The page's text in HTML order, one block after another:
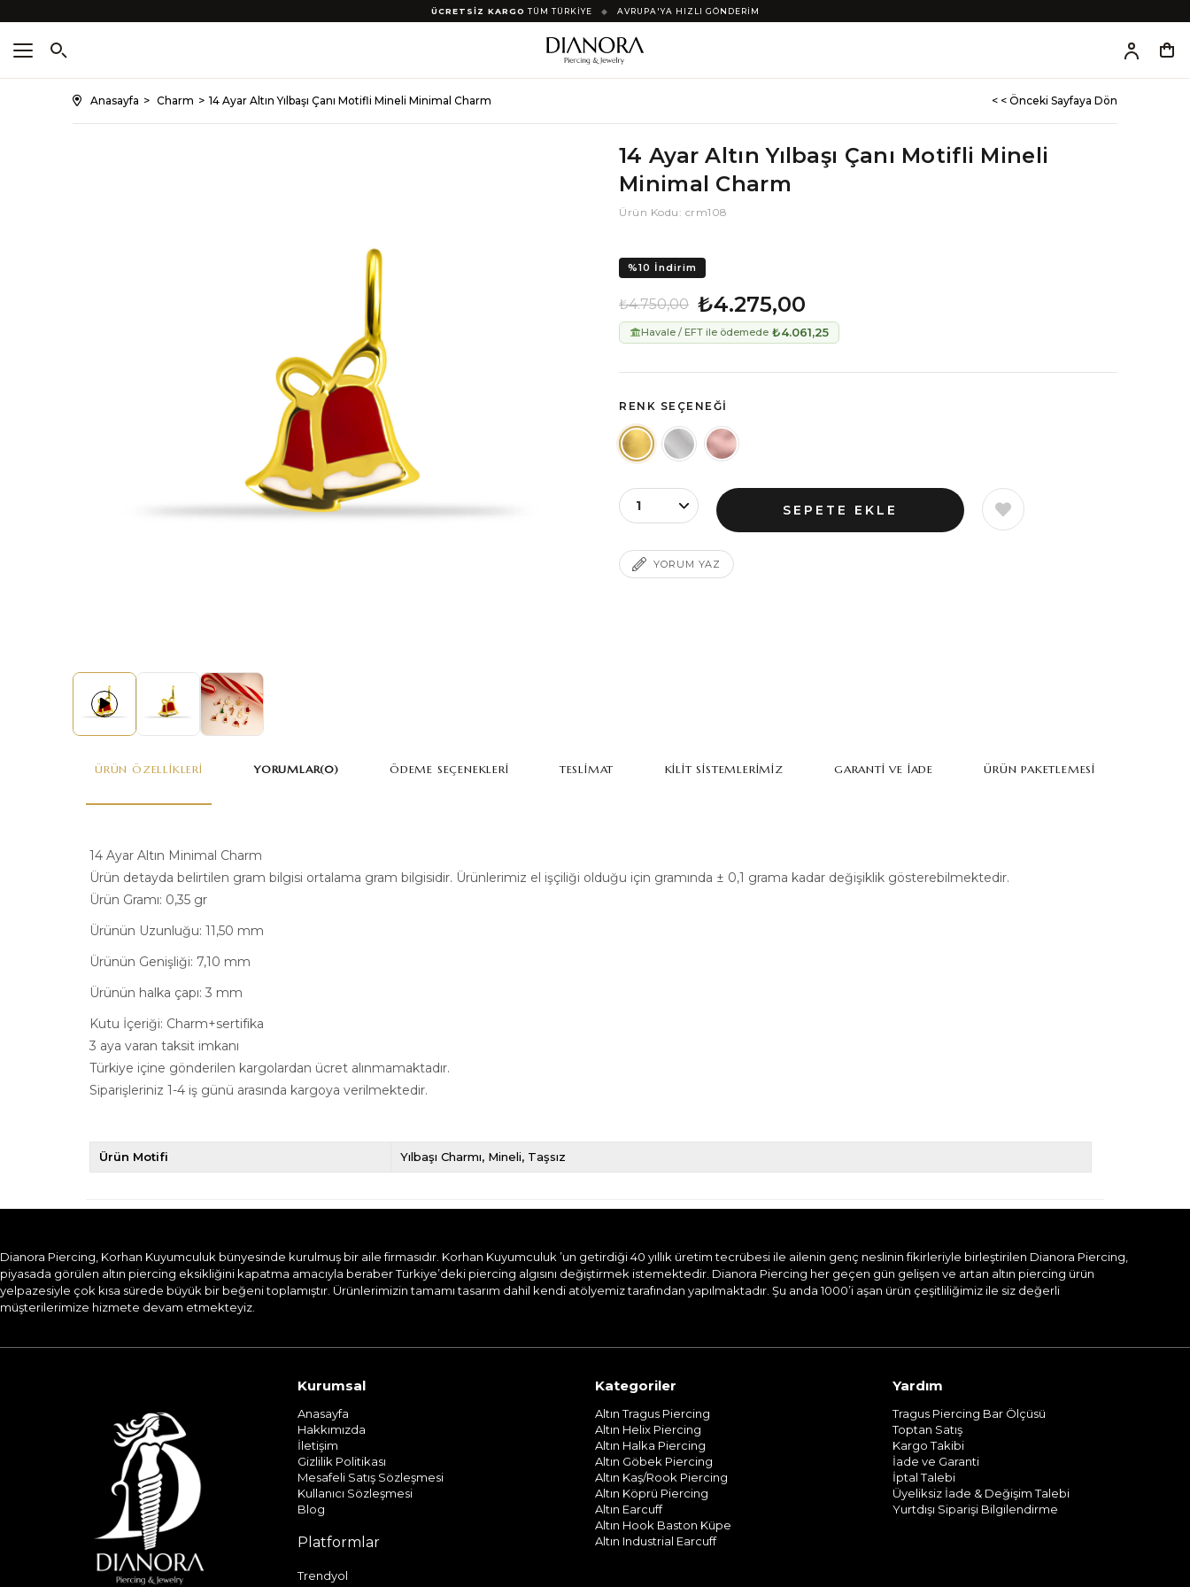
ÜCRETSİZ KARGO TÜM TÜRKİYE ◆ AVRUPA'YA HIZLI GÖNDERİM
Anasayfa Charm 14 Ayar Altın Yılbaşı Çanı Motifli Mineli Minimal Charm < < Önceki Sayfaya Dön
14 Ayar Altın Yılbaşı Çanı Motifli Mineli
Minimal Charm
Ürün Kodu: crm108
%10 İndirim
₺4.750,00 ₺4.275,00
Havale / EFT ile ödemede ₺4.061,25
RENK SEÇENEĞI
YORUM YAZ
ÜRÜN ÖZELLIKLERI
14 Ayar Altın Minimal Charm
Ürün detayda belirtilen gram bilgisi ortalama gram bilgisidir. Ürünlerimiz el işçiliği olduğu için gramında ± 0,1 grama kadar değişiklik gösterebilmektedir.
Ürün Gramı: 0,35 gr
Ürünün Uzunluğu: 11,50 mm
Ürünün Genişliği: 7,10 mm
Ürünün halka çapı: 3 mm
Kutu İçeriği: Charm+sertifika
3 aya varan taksit imkanı
Türkiye içine gönderilen kargolardan ücret alınmamaktadır.
Siparişleriniz 1-4 iş günü arasında kargoya verilmektedir.
Ürün Motifi Yılbaşı Charmı Mineli Taşsız
YORUMLAR(0) ÖDEME SEÇENEKLERI TESLIMAT KILIT SISTEMLERIMIZ GARANTI VE İADE ÜRÜN PAKETLEMESI
Dianora Piercing, Korhan Kuyumculuk bünyesinde kurulmuş bir aile firmasıdır. Korhan Kuyumculuk ’un getirdiği 40 yıllık üretim tecrübesi ile ailenin genç neslinin fikirleriyle birleştirilen Dianora Piercing,
piyasada görülen altın piercing eksikliğini kapatma amacıyla beraber Türkiye’deki piercing algısını değiştirmek istemektedir. Dianora Piercing her geçen gün gelişen ve artan altın piercing ürün
yelpazesiyle çok kısa sürede büyük bir beğeni toplamıştır. Ürünlerimizin tamamı tasarım dahil kendi atölyemiz tarafından yapılmaktadır. Şu anda 1000’i aşan ürün çeşitliliğimiz ile siz değerli
müşterilerimize hizmete devam etmekteyiz.​
Kurumsal
Anasayfa
Hakkımızda
İletişim
Gizlilik Politikası
Mesafeli Satış Sözleşmesi
Kullanıcı Sözleşmesi
Blog
Platformlar
Trendyol
Kategoriler
Altın Tragus Piercing
Altın Helix Piercing
Altın Halka Piercing
Altın Göbek Piercing
Altın Kaş/Rook Piercing
Altın Köprü Piercing
Altın Earcuff
Altın Hook Baston Küpe
Altın Industrial Earcuff
Yardım
Tragus Piercing Bar Ölçüsü
Toptan Satış
Kargo Takibi
İade ve Garanti
İptal Talebi
Üyeliksiz İade & Değişim Talebi
Yurtdışı Siparişi Bilgilendirme